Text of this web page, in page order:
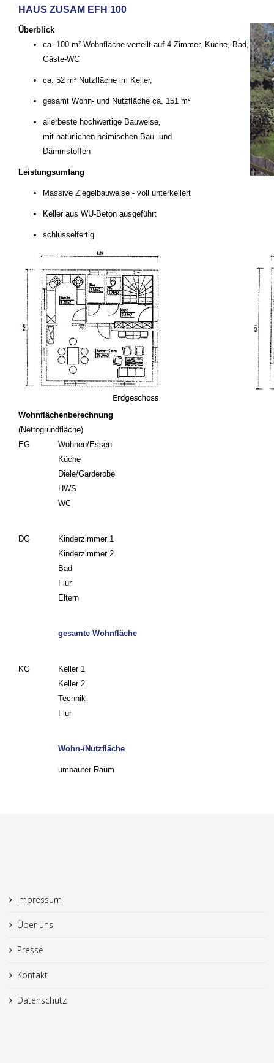
HAUS ZUSAM EFH 100
Überblick
ca. 100 m² Wohnfläche verteilt auf 4 Zimmer, Küche, Bad,
Gäste-WC
ca. 52 m² Nutzfläche im Keller,
gesamt Wohn- und Nutzfläche ca. 151 m²
allerbeste hochwertige Bauweise,
mit natürlichen heimischen Bau- und
Dämmstoffen
Leistungsumfang
Massive Ziegelbauweise - voll unterkellert
Keller aus WU-Beton ausgeführt
schlüsselfertig
Wohnflächenberechnung
(Nettogrundfläche)
EG
Wohnen/Essen
Küche
Diele/Garderobe
HWS
WC
DG
Kinderzimmer 1
Kinderzimmer 2
Bad
Flur
Eltern
gesamte Wohnfläche
KG
Keller 1
Keller 2
Technik
Flur
Wohn-/Nutzfläche
umbauter Raum
Impressum
Über uns
Presse
Kontakt
Datenschutz